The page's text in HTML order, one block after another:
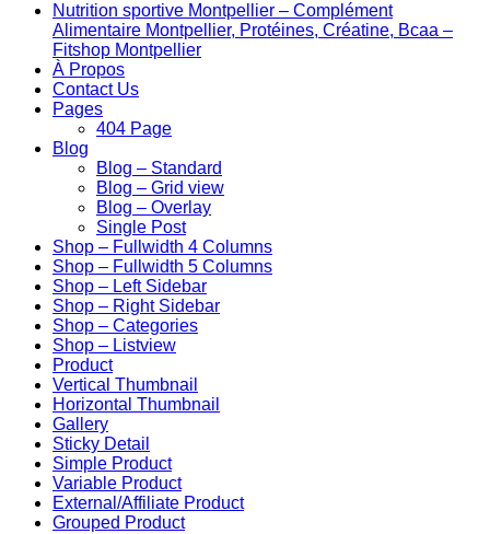
Nutrition sportive Montpellier – Complément
Alimentaire Montpellier, Protéines, Créatine, Bcaa –
Fitshop Montpellier
À Propos
Contact Us
Pages
404 Page
Blog
Blog – Standard
Blog – Grid view
Blog – Overlay
Single Post
Shop – Fullwidth 4 Columns
Shop – Fullwidth 5 Columns
Shop – Left Sidebar
Shop – Right Sidebar
Shop – Categories
Shop – Listview
Product
Vertical Thumbnail
Horizontal Thumbnail
Gallery
Sticky Detail
Simple Product
Variable Product
External/Affiliate Product
Grouped Product